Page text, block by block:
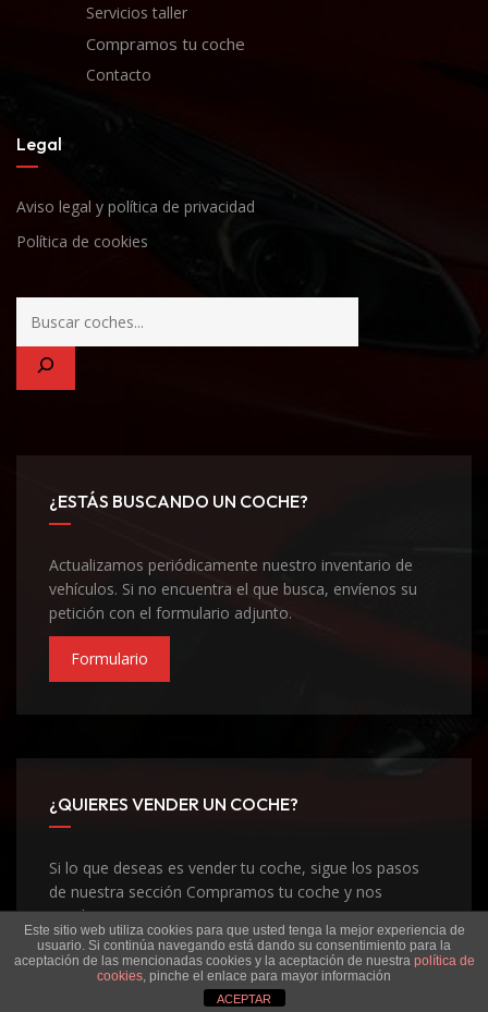
Servicios taller
Compramos tu coche
Contacto
Legal
Aviso legal y política de privacidad
Política de cookies
¿ESTÁS BUSCANDO UN COCHE?
Actualizamos periódicamente nuestro inventario de
vehículos. Si no encuentra el que busca, envíenos su
petición con el formulario adjunto.
Formulario
¿QUIERES VENDER UN COCHE?
Si lo que deseas es vender tu coche, sigue los pasos
de nuestra sección Compramos tu coche y nos
pondremos en contacto contigo
Compramos Tu Coche
Este sitio web utiliza cookies para que usted tenga la mejor experiencia de
usuario. Si continúa navegando está dando su consentimiento para la
aceptación de las mencionadas cookies y la aceptación de nuestra política de
cookies, pinche el enlace para mayor información
ACEPTAR